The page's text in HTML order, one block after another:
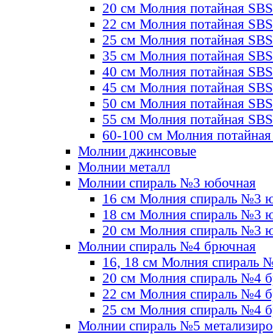
20 см Молния потайная SBS
22 см Молния потайная SBS
25 см Молния потайная SBS
35 см Молния потайная SBS
40 см Молния потайная SBS
45 см Молния потайная SBS
50 см Молния потайная SBS
55 см Молния потайная SBS
60-100 см Молния
Молнии джинсовые
Молнии металл
Молнии спираль №3 юбочная
16 см Молния спираль №3
18 см Молния спираль №3
20 см Молния спираль №3
Молнии спираль №4 брючная
16, 18 см Молния спираль
20 см Молния спираль №4
22 см Молния спираль №4
25 см Молния спираль №4
Молнии спираль №5